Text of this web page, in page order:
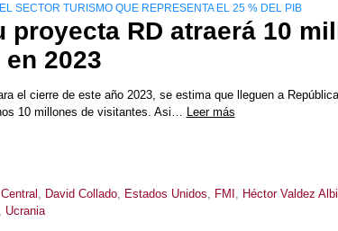
SECTOR TURISMO QUE REPRESENTA EL 25 % DEL PIB
proyecta RD atraerá 10
2023
el cierre de este año 2023, se estima que lleguen a
10 millones de visitantes. Asi…
Leer más
David Collado, Estados Unidos FMI Héctor Valdez
Ucrania